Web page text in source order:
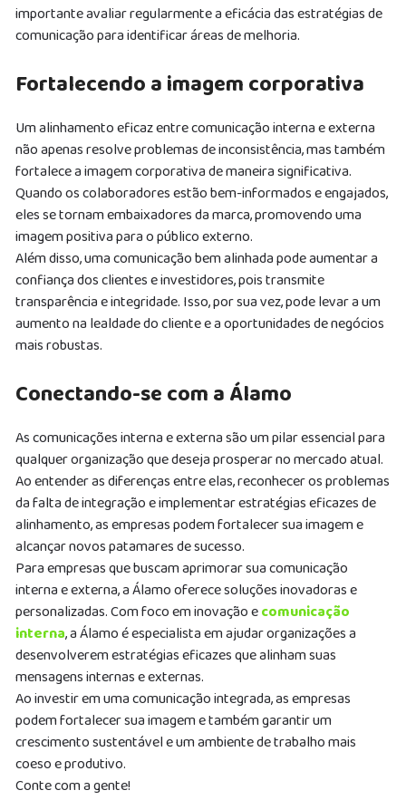
importante avaliar regularmente a eficácia das estratégias de
comunicação para identificar áreas de melhoria.
Fortalecendo a imagem corporativa
Um alinhamento eficaz entre comunicação interna e externa
não apenas resolve problemas de inconsistência, mas também
fortalece a imagem corporativa de maneira significativa.
Quando os colaboradores estão bem-informados e engajados,
eles se tornam embaixadores da marca, promovendo uma
imagem positiva para o público externo.
Além disso, uma comunicação bem alinhada pode aumentar a
confiança dos clientes e investidores, pois transmite
transparência e integridade. Isso, por sua vez, pode levar a um
aumento na lealdade do cliente e a oportunidades de negócios
mais robustas.
Conectando-se com a Álamo
As comunicações interna e externa são um pilar essencial para
qualquer organização que deseja prosperar no mercado atual.
Ao entender as diferenças entre elas, reconhecer os problemas
da falta de integração e implementar estratégias eficazes de
alinhamento, as empresas podem fortalecer sua imagem e
alcançar novos patamares de sucesso.
Para empresas que buscam aprimorar sua comunicação
interna e externa, a Álamo oferece soluções inovadoras e
personalizadas. Com foco em inovação ecomunicação
interna, a Álamo é especialista em ajudar organizações a
desenvolverem estratégias eficazes que alinham suas
mensagens internas e externas.
Ao investir em uma comunicação integrada, as empresas
podem fortalecer sua imagem e também garantir um
crescimento sustentável e um ambiente de trabalho mais
coeso e produtivo.
Conte com a gente!